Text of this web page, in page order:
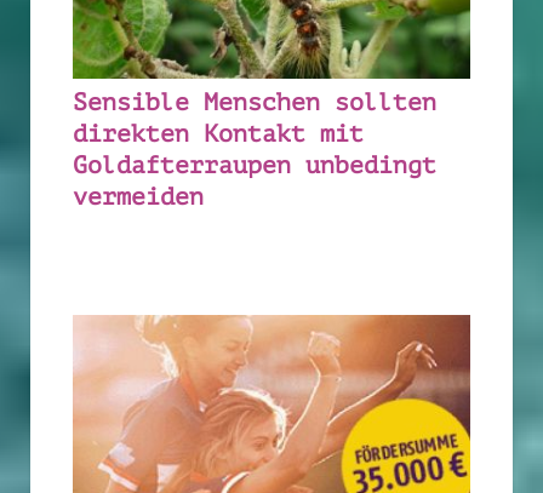
Sensible Menschen sollten
direkten Kontakt mit
Goldafterraupen unbedingt
vermeiden